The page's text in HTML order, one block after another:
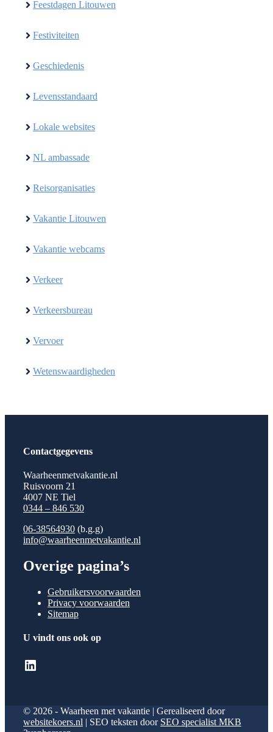
Feestdagen Litouwen
Festiviteiten
Geschiedenis
Levensstandaard
Lokale websites
NL ambassade
Reisorganisaties
Vakantie Litouwen
Vakantie webcams
Verkeer
Verkeersbureau
Vervoer
Wetenswaardigheden
Contactgegevens
Waarheenmetvakantie.nl
Ruisvoorn 21
4007 NE Tiel
0344 – 846 530
06-38564930 (b.g.g)
info@waarheenmetvakantie.nl
Overige pagina’s
Gebruikersvoorwaarden
Privacy voorwaarden
Sitemap
U vindt ons ook op
LinkedIn
© 2026 - Waarheen met vakantie | Gerealiseerd door
websitekoers.nl | SEO teksten door SEO specialist MKB